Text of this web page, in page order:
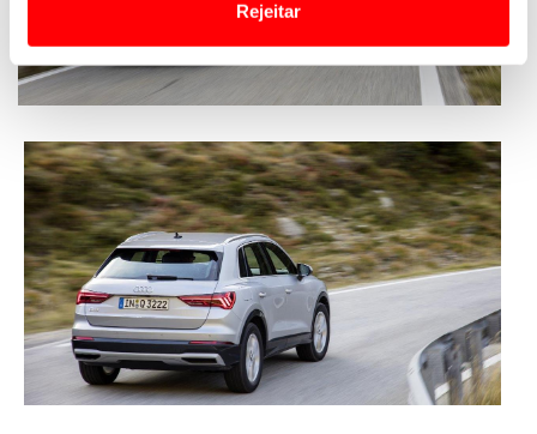
personalizar conteúdos e anúncios, para lhe proporcionar
funcionalidades de redes sociais, bem como para
analisar dados de navegação no nosso website.
Adicionalmente partilhamos informação, relativa à sua
utilização do nosso site de publicidade e de análise, com
parceiros e organizações na UE e em países terceiros.
O ACP garantirá que as transferências internacionais de
dados pessoais serão realizadas apenas com o seu
consentimento e quando tal se afigure estritamente
necessário no contexto dos serviços a prestar.
Rejeitar